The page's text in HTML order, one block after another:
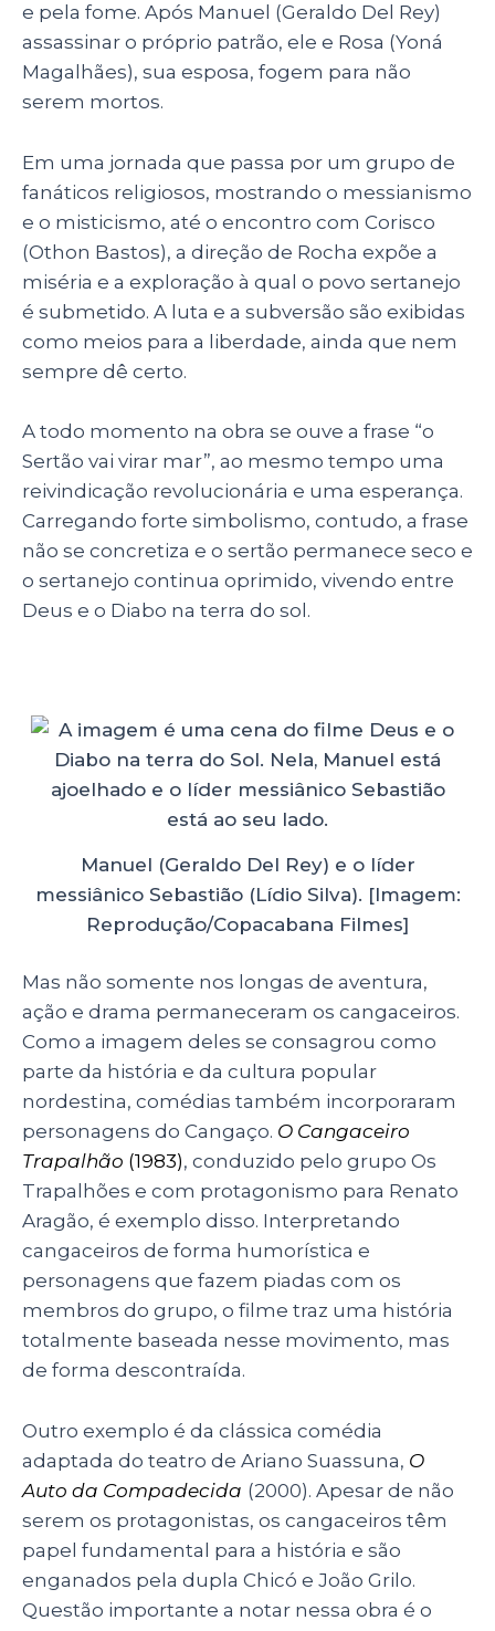
e pela fome. Após Manuel (Geraldo Del Rey)
assassinar o próprio patrão, ele e Rosa (Yoná
Magalhães), sua esposa, fogem para não
serem mortos.
Em uma jornada que passa por um grupo de
fanáticos religiosos, mostrando o messianismo
e o misticismo, até o encontro com Corisco
(Othon Bastos), a direção de Rocha expõe a
miséria e a exploração à qual o povo sertanejo
é submetido. A luta e a subversão são exibidas
como meios para a liberdade, ainda que nem
sempre dê certo.
A todo momento na obra se ouve a frase “o
Sertão vai virar mar”, ao mesmo tempo uma
reivindicação revolucionária e uma esperança.
Carregando forte simbolismo, contudo, a frase
não se concretiza e o sertão permanece seco e
o sertanejo continua oprimido, vivendo entre
Deus e o Diabo na terra do sol.
Manuel (Geraldo Del Rey) e o líder
messiânico Sebastião (Lídio Silva). [Imagem:
Reprodução/Copacabana Filmes]
Mas não somente nos longas de aventura,
ação e drama permaneceram os cangaceiros.
Como a imagem deles se consagrou como
parte da história e da cultura popular
nordestina, comédias também incorporaram
personagens do Cangaço. O Cangaceiro
Trapalhão (1983), conduzido pelo grupo Os
Trapalhões e com protagonismo para Renato
Aragão, é exemplo disso. Interpretando
cangaceiros de forma humorística e
personagens que fazem piadas com os
membros do grupo, o filme traz uma história
totalmente baseada nesse movimento, mas
de forma descontraída.
Outro exemplo é da clássica comédia
adaptada do teatro de Ariano Suassuna, O
Auto da Compadecida (2000). Apesar de não
serem os protagonistas, os cangaceiros têm
papel fundamental para a história e são
enganados pela dupla Chicó e João Grilo.
Questão importante a notar nessa obra é o